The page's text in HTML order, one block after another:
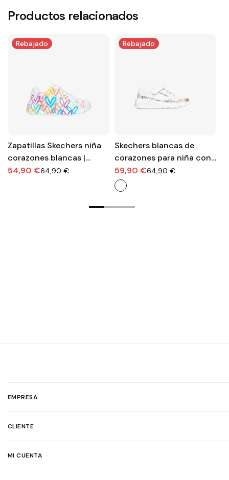
Productos relacionados
Rebajado
Zapatillas Skechers niña
corazones blancas |
Color, confort y diversión
54,90 €64,90 €
Rebajado
Skechers blancas de
corazones para niña con
velcro
59,90 €64,90 €
EMPRESA
CLIENTE
MI CUENTA